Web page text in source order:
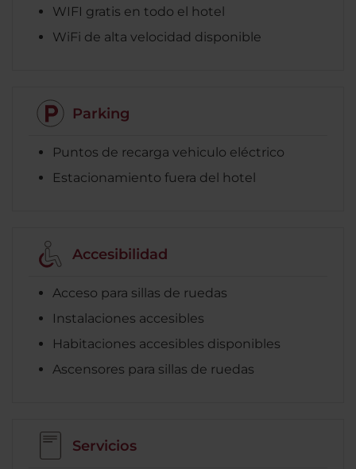
WIFI gratis en todo el hotel
WiFi de alta velocidad disponible
Parking
Puntos de recarga vehiculo eléctrico
Estacionamiento fuera del hotel
Accesibilidad
Acceso para sillas de ruedas
Instalaciones accesibles
Habitaciones accesibles disponibles
Ascensores para sillas de ruedas
Servicios